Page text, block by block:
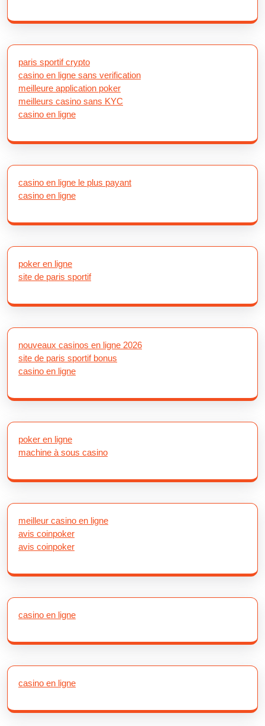
paris sportif crypto
casino en ligne sans verification
meilleure application poker
meilleurs casino sans KYC
casino en ligne
casino en ligne le plus payant
casino en ligne
poker en ligne
site de paris sportif
nouveaux casinos en ligne 2026
site de paris sportif bonus
casino en ligne
poker en ligne
machine à sous casino
meilleur casino en ligne
avis coinpoker
avis coinpoker
casino en ligne
casino en ligne